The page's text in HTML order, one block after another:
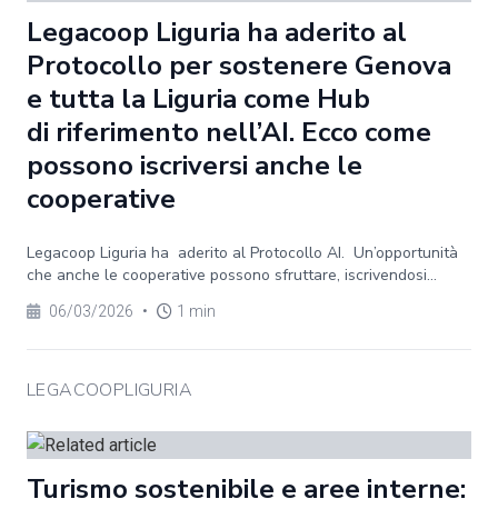
Legacoop Liguria ha aderito al
Protocollo per sostenere Genova
e tutta la Liguria come Hub
di riferimento nell’AI. Ecco come
possono iscriversi anche le
cooperative
Legacoop Liguria ha aderito al Protocollo AI. Un’opportunità
che anche le cooperative possono sfruttare, iscrivendosi...
06/03/2026 • 1 min
LEGACOOPLIGURIA
Turismo sostenibile e aree interne: